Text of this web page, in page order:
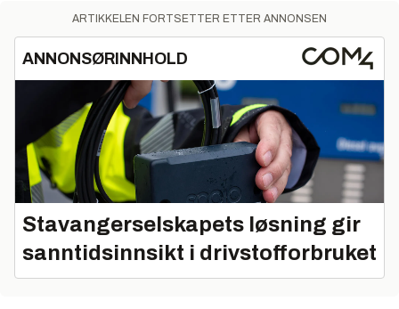
ARTIKKELEN FORTSETTER ETTER ANNONSEN
ANNONSØRINNHOLD
Stavangerselskapets løsning gir
sanntidsinnsikt i drivstofforbruket